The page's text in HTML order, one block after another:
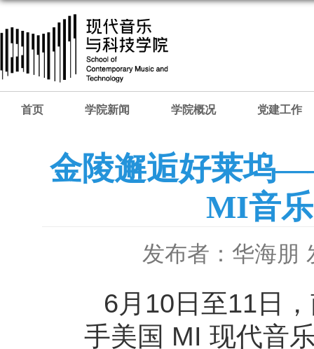
首页 学院新闻 学院概况 党建工作
金陵邂逅好莱坞
MI音
发布者：华海朋
6月10日至11日
手美国 MI 现代音